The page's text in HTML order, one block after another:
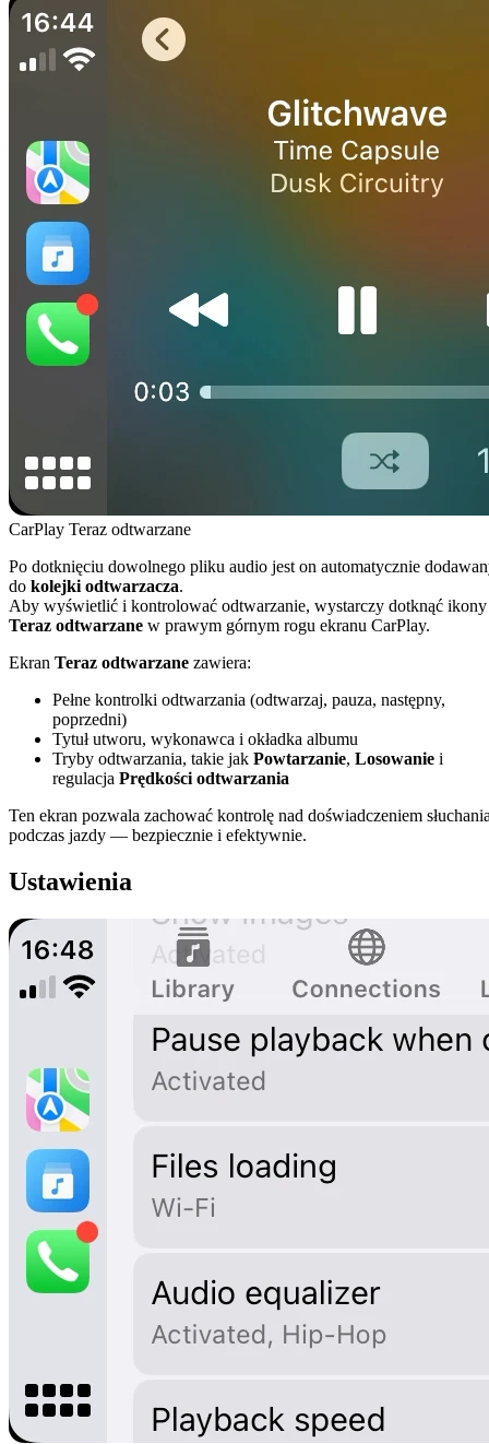
CarPlay Teraz odtwarzane
Po dotknięciu dowolnego pliku audio jest on automatycznie
do kolejki odtwarzacza.
Aby wyświetlić i kontrolować odtwarzanie, wystarczy dotknąć ikony
Teraz odtwarzane w prawym górnym rogu ekranu CarPlay.
Ekran Teraz odtwarzane zawiera:
Pełne kontrolki odtwarzania (odtwarzaj, pauza, następny,
poprzedni)
Tytuł utworu, wykonawca i okładka albumu
Tryby odtwarzania, takie jak Powtarzanie, Losowanie i
regulacja Prędkości odtwarzania
Ten ekran pozwala zachować kontrolę nad doświadczeniem
podczas jazdy — bezpiecznie i efektywnie.
Ustawienia